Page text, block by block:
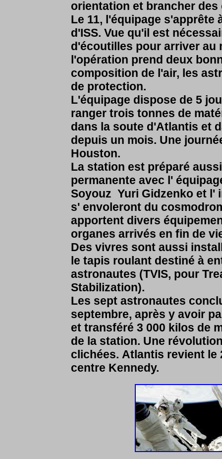
orientation et brancher
Le 11, l'équipage s'apprête
d'ISS. Vue qu'il est
d'écoutilles pour arriver au
l'opération prend deux
composition de l'air, les
de protection.
L'équipage dispose de 5
ranger trois tonnes de
dans la soute d'Atlantis et
depuis un mois. Une
Houston.
La station est préparé
permanente avec l'
Soyouz Yuri Gidzenko et l'
s' envoleront du
apportent divers
organes arrivés en fin de
Des vivres sont aussi
le tapis roulant destiné à
astronautes (TVIS, pour
Stabilization).
Les sept astronautes
septembre, après y avoir
et transféré 3 000 kilos de
de la station. Une
clichées. Atlantis revient le
centre Kennedy.